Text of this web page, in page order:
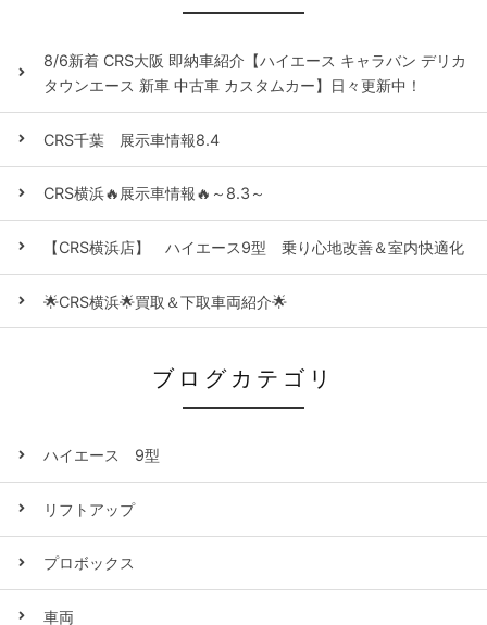
8/6新着 CRS大阪 即納車紹介【ハイエース キャラバン デリカ
タウンエース 新車 中古車 カスタムカー】日々更新中！
CRS千葉 展示車情報8.4
CRS横浜🔥展示車情報🔥～8.3～
【CRS横浜店】 ハイエース9型 乗り心地改善＆室内快適化
🌟CRS横浜🌟買取＆下取車両紹介🌟
ブログカテゴリ
ハイエース 9型
リフトアップ
プロボックス
車両